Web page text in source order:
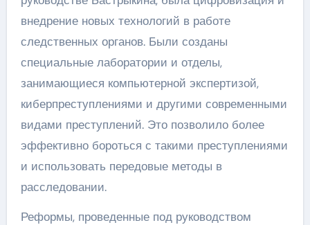
внедрение новых технологий в работе
следственных органов. Были созданы
специальные лаборатории и отделы,
занимающиеся компьютерной экспертизой,
киберпреступлениями и другими современными
видами преступлений. Это позволило более
эффективно бороться с такими преступлениями
и использовать передовые методы в
расследовании.
Реформы, проведенные под руководством